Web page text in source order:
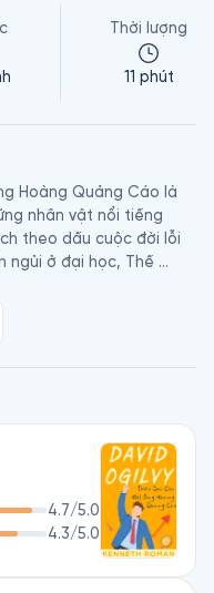
Thời lượng
11 phút
Hoàng Quảng Cáo là
nhân vật nổi tiếng
theo dấu cuộc đời lỗi
ngủi ở đại học, Thế
công trong ngành
hành quảng cáo người
vào năm 1963 và giữ
Ông từng là nhân
trong suốt 26 năm.
4.7/5.0
4.3/5.0